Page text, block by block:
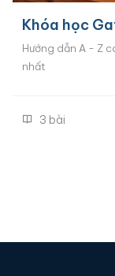
Khóa học
Hướng dẫn A - Z
nhất
3 bài